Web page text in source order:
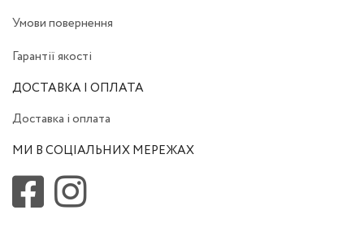
Умови повернення
Гарантії якості
ДОСТАВКА І ОПЛАТА
Доставка і оплата
МИ В СОЦІАЛЬНИХ МЕРЕЖАХ